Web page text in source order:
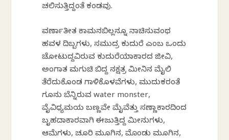
ಚಲಿಸುತ್ತಿದ್ದಂತೆ ಕಂಡವು.
ವರ್ಣಾತೀತ ಕಾಮನಬಿಲ್ಲನ್ನೂ ನಾಚಿಸುವಂಥ
ಹವಳ ದಿಬ್ಬಗಳು, ಸಮುದ್ರ ಕುದುರೆ ಎಂಬ ಒಂದು
ಚೋಟುದ್ದವಿರುವ ಕುದುರೆಯಾಕಾರದ ಜೀವಿ,
ಅಂಗಾತ ಮಗುಚಿ ಬಿದ್ದ ನಕ್ಷತ್ರ ಮೀನಿನ ಮೈಲಿ
ತೆರೆದುಕೊಂಡ ಗಾಳಿಕೊಳವೆಗಳು, ಮುದುಕರಂತೆ
ಗೂನು ಬೆನ್ನಿರುವ water monster,
ವೈವಿಧ್ಯಮಯ ಬಣ್ಣವೇ ಮೈವೆತ್ತು ಸಣ್ಣಾಕಾರದಿಂದ
ಬೃಹದಾಕಾರವಾಗಿ ಈಜುತ್ತಿದ್ದ ಮೀನುಗಳು,
ಆಮೆಗಳು, ಚೂರಿ ಮೂಗಿನ, ಮೊಂಡು ಮೂಗಿನ,